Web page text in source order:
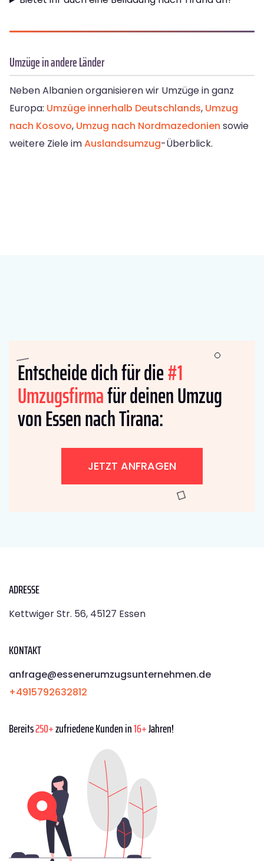
Umzüge in andere Länder
Neben Albanien organisieren wir Umzüge in ganz
Europa: Umzüge innerhalb Deutschlands, Umzug
nach Kosovo, Umzug nach Nordmazedonien sowie
weitere Ziele imAuslandsumzug-Überblick.
Entscheide dich für die#1
Umzugsfirmafür deinen Umzug
von Essen nach Tirana:
JETZT ANFRAGEN
ADRESSE
Kettwiger Str. 56, 45127 Essen
KONTAKT
anfrage@essenerumzugsunternehmen.de
+4915792632812
Bereits250+zufriedene Kunden in16+Jahren!